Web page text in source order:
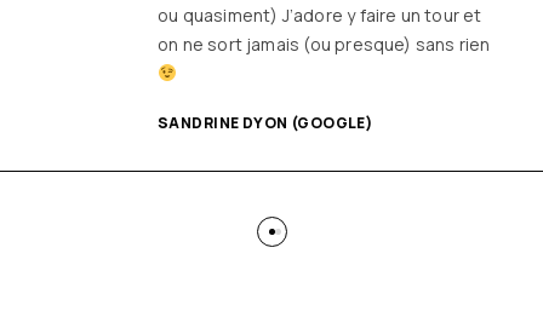
ou quasiment) J’adore y faire un tour et
on ne sort jamais (ou presque) sans rien
SANDRINE DYON (GOOGLE)